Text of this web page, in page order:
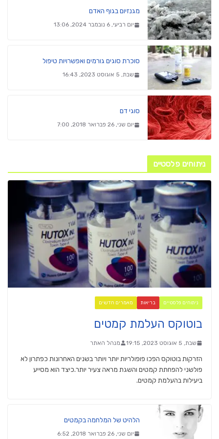
מגנזיום בגוף האדם
יום רביעי, 6 נובמבר 2024, 13:06
סוכרת סוגים גורמים ואפשרויות טיפול
שבת, 5 אוגוסט 2023, 16:43
סוגי דם
יום שני, 26 פברואר 2018, 7:00
ניתוחים פלסטיים
ניתוחים פלסטיים בריאות מאמרים חדשים
בוטוקס העלמת קמטים
שבת, 5 אוגוסט 2023, 19:15 מנהל האתר
הזרקות בוטוקס הפכו פופולריות יותר ויותר בשנים האחרונות כפתרון לא
פולשני להפחתת קמטים והשגת מראה צעיר יותר.כיצד הוא מסייע
ביעילות בהעלמת קמטים.
הלהיט של המלחמה בקמטים
יום שני, 26 פברואר 2018, 6:52